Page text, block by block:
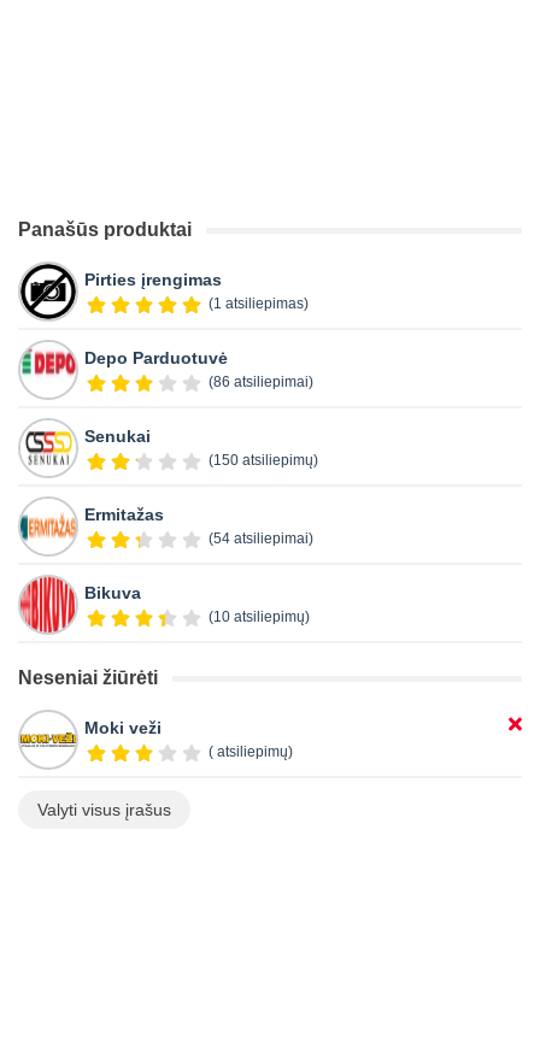
Panašūs produktai
Pirties įrengimas
(1 atsiliepimas)
Depo Parduotuvė
(86 atsiliepimai)
Senukai
(150 atsiliepimų)
Ermitažas
(54 atsiliepimai)
Bikuva
(10 atsiliepimų)
Neseniai žiūrėti
Moki veži
( atsiliepimų)
Valyti visus įrašus